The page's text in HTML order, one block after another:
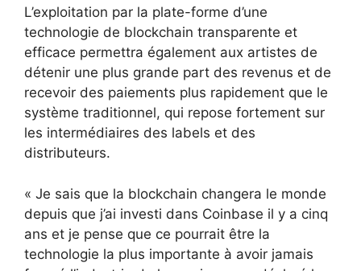
L’exploitation par la plate-forme d’une
technologie de blockchain transparente et
efficace permettra également aux artistes de
détenir une plus grande part des revenus et de
recevoir des paiements plus rapidement que le
système traditionnel, qui repose fortement sur
les intermédiaires des labels et des
distributeurs.
« Je sais que la blockchain changera le monde
depuis que j’ai investi dans Coinbase il y a cinq
ans et je pense que ce pourrait être la
technologie la plus importante à avoir jamais